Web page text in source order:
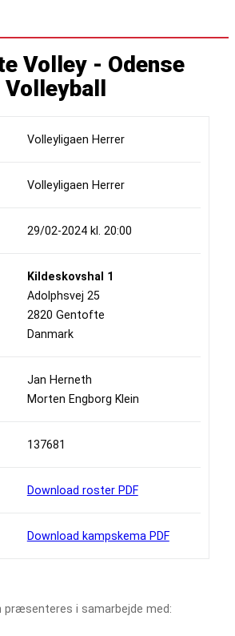
Volley - Odense
Volleyball
Volleyligaen Herrer
Volleyligaen Herrer
29/02-2024 kl. 20:00
Kildeskovshal 1
Adolphsvej 25
2820 Gentofte
Danmark
Jan Herneth
Morten Engborg Klein
137681
Download roster PDF
Download kampskema PDF
præsenteres i samarbejde med: